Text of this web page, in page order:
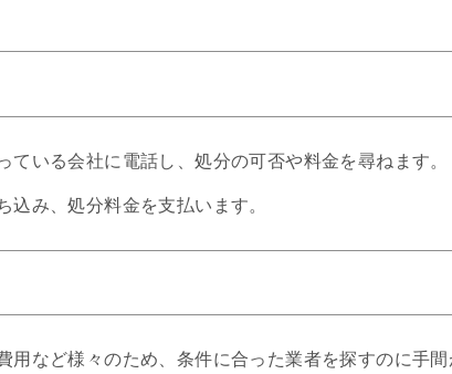
ている会社に電話し、処分の可否や料金を尋ねます。
込み、処分料金を支払います。
用など様々のため、条件に合った業者を探すのに手